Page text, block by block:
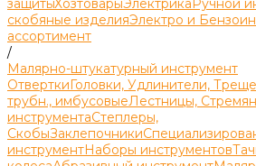
защитыХозтоварыЭлектрикаРучной
скобяные изделияЭлектро и
ассортимент
/
Малярно-штукатурный инструмент
ОтверткиГоловки, Удлинители,
трубн., имбусовыеЛестницы,
инструментаСтеплеры,
СкобыЗаклепочники
инструментНаборы инструментов